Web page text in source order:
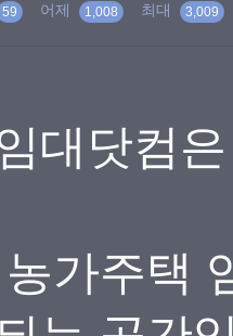
59 어제 1,008 최대 3,009
대닷컴
가주택